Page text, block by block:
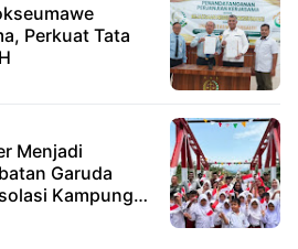
Perkuat Tata
Menjadi
Garuda
Kampung